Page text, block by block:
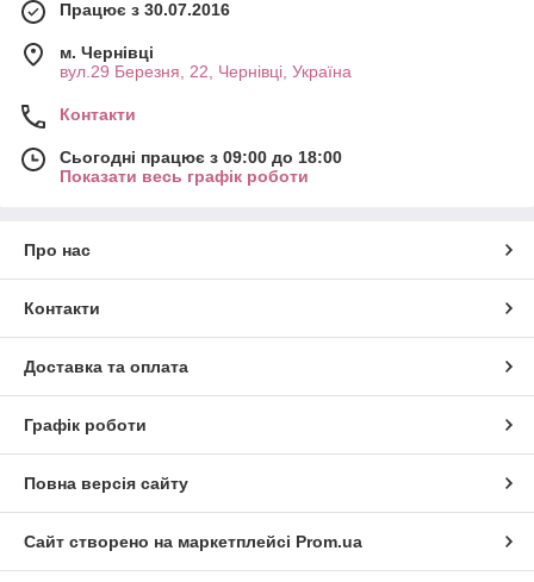
Працює з 30.07.2016
м. Чернівці
вул.29 Березня, 22, Чернівці, Україна
Контакти
Сьогодні працює з 09:00 до 18:00
Показати весь графік роботи
Про нас
Контакти
Доставка та оплата
Графік роботи
Повна версія сайту
Сайт створено на маркетплейсі Prom.ua